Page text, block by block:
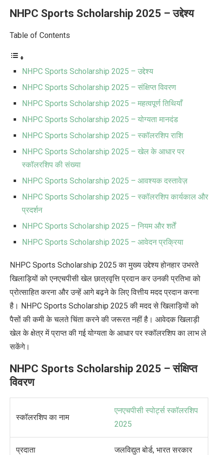
NHPC Sports Scholarship 2025 –उद्देश्य
Table of Contents
NHPC Sports Scholarship 2025 – उद्देश्य
NHPC Sports Scholarship 2025 – संक्षिप्त विवरण
NHPC Sports Scholarship 2025 – महत्वपूर्ण तिथियाँ
NHPC Sports Scholarship 2025 – योग्यता मानदंड
NHPC Sports Scholarship 2025 – स्कॉलरशिप राशि
NHPC Sports Scholarship 2025 – खेल के आधार पर
स्कॉलरशिप की संख्या
NHPC Sports Scholarship 2025 – आवश्यक दस्तावेज़
NHPC Sports Scholarship 2025 – स्कॉलरशिप कार्यकाल और
प्रदर्शन
NHPC Sports Scholarship 2025 – नियम और शर्तें
NHPC Sports Scholarship 2025 – आवेदन प्रक्रिया
NHPC Sports Scholarship 2025 का मुख्य उद्देश्य होनहार उभरते
खिलाड़ियों को एनएचपीसी खेल छात्रवृत्ति प्रदान कर उनकी प्रतिभा को
प्रोत्साहित करना और उन्हें आगे बढ़ने के लिए वित्तीय मदद प्रदान करना
है। NHPC Sports Scholarship 2025 की मदद से खिलाड़ियों को
पैसों की कमी के चलते चिंता करने की जरूरत नहीं है। आवेदक खिलाड़ी
खेल के क्षेत्र में प्राप्त की गई योग्यता के आधार पर स्कॉलरशिप का लाभ ले
सकेंगे।
NHPC Sports Scholarship 2025 –संक्षिप्त
विवरण
स्कॉलरशिप का नाम
एनएचपीसी स्पोर्ट्स स्कॉलरशिप
2025
प्रदाता जलविद्युत बोर्ड, भारत सरकार